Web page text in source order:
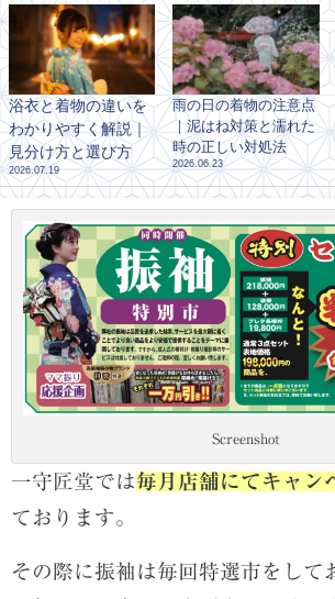
浴衣と着物の違いを
わかりやすく解説｜
見分け方と選び方
2026.07.19
雨の日の着物の注意点
｜泥はね対策と濡れた
時の正しい対処法
2026.06.23
Screenshot
一守匠堂では毎月店舗にてキャン
ております。
その際に振袖は毎回特選市をして